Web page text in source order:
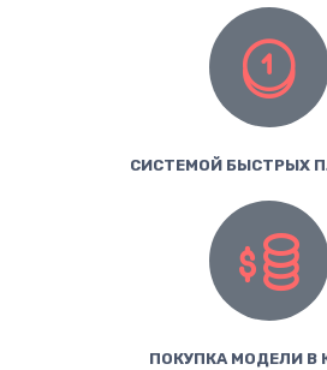
СИСТЕМОЙ БЫСТРЫХ
ПОКУПКА МОДЕЛИ В